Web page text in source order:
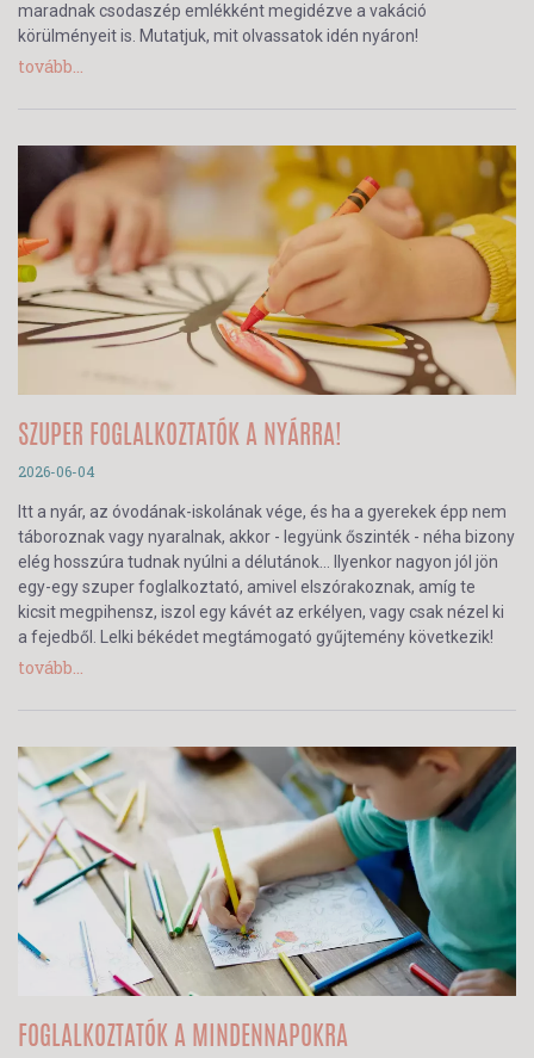
maradnak csodaszép emlékként megidézve a vakáció
körülményeit is. Mutatjuk, mit olvassatok idén nyáron!
tovább...
SZUPER FOGLALKOZTATÓK A NYÁRRA!
2026-06-04
Itt a nyár, az óvodának-iskolának vége, és ha a gyerekek épp nem
táboroznak vagy nyaralnak, akkor - legyünk őszinték - néha bizony
elég hosszúra tudnak nyúlni a délutánok… Ilyenkor nagyon jól jön
egy-egy szuper foglalkoztató, amivel elszórakoznak, amíg te
kicsit megpihensz, iszol egy kávét az erkélyen, vagy csak nézel ki
a fejedből. Lelki békédet megtámogató gyűjtemény következik!
tovább...
FOGLALKOZTATÓK A MINDENNAPOKRA